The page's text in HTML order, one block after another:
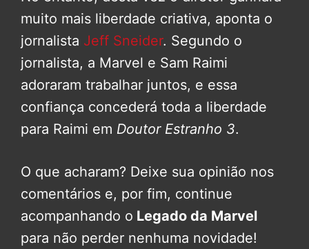
muito mais liberdade criativa, aponta o
jornalista Jeff Sneider. Segundo o
jornalista, a Marvel e Sam Raimi
adoraram trabalhar juntos, e essa
confiança concederá toda a liberdade
para Raimi em Doutor Estranho 3.
O que acharam? Deixe sua opinião nos
comentários e, por fim, continue
acompanhando o Legado da Marvel
para não perder nenhuma novidade!